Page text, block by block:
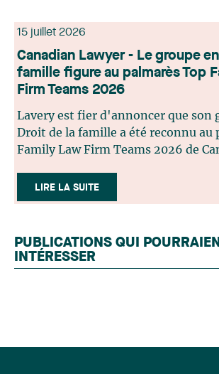
15 juillet 2026
Canadian Lawyer - Le groupe
famille figure au palmarès Top
Firm Teams 2026
Lavery est fier d'annoncer que son
Droit de la famille a été reconnu au
Family Law Firm Teams 2026 de
sélection rigoureux, fondé sur des
issues du lectorat, d'associations
par un jury indépendant composé
chevronnés en droit de la famille
l'ensemble du Canada. Cette
LIRE LA SUITE
PUBLICATIONS QUI
INTÉRESSER